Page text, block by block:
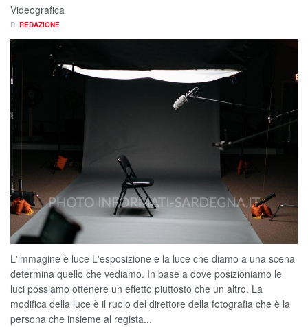
Videografica
DI REDAZIONE
L'immagine è luce L'esposizione e la luce che diamo a una scena
determina quello che vediamo. In base a dove posizioniamo le
luci possiamo ottenere un effetto piuttosto che un altro. La
modifica della luce è il ruolo del direttore della fotografia che è la
persona che insieme al regista...